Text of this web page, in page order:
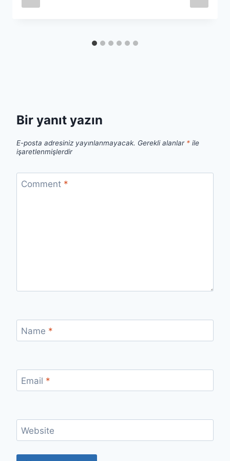
Bir yanıt yazın
E-posta adresiniz yayınlanmayacak. Gerekli alanlar * ile
işaretlenmişlerdir
Comment *
Name *
Email *
Website